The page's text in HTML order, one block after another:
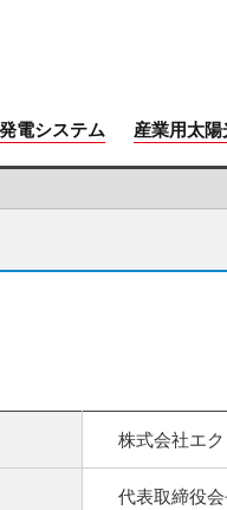
電システム 産業用太
株式会社エ
代表取締役